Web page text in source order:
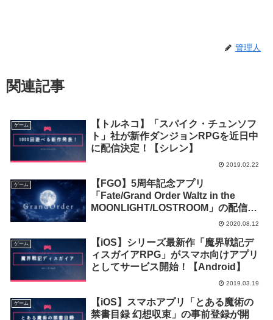
管理人
関連記事
ゲーム
【トルネコ】「スパイク・チュンソフ
ト」社が新作ダンジョンRPGを近日中
に配信決定！【シレン】
2019.02.22
ゲーム
【FGO】5周年記念アプリ
「Fate/Grand Order Waltz in the
MOONLIGHT/LOSTROOM」の配信が
2020.08.12
ゲーム
【iOS】シリーズ最新作「魔界戦記デ
ィスガイアRPG」がスマホ向けアプリ
としてサービス開始！【Android】
2019.03.19
ゲーム
【iOS】スマホアプリ「とある魔術の
禁書目録 幻想収束」の事前登録が開